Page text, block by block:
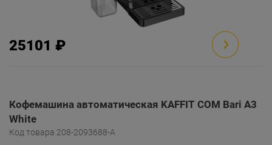
25101 ₽
Кофемашина автоматическая KAFFIT COM Bari A3
White
Код товара 208-2093688-A